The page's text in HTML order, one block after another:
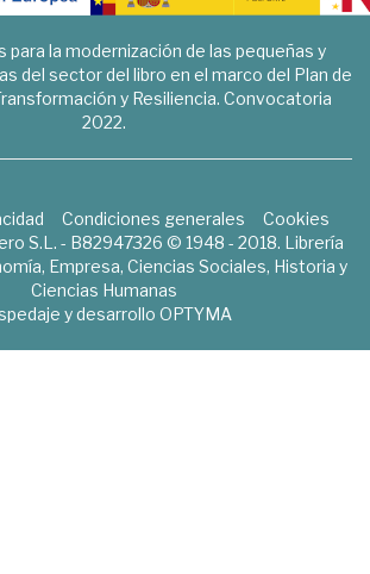
para la modernización de las pequeñas y
del sector del libro en el marco del Plan de
y Resiliencia. Convocatoria
2022.
Condiciones generales
Cookies
S.L. - B82947326 © 1948 - 2018. Librería
Empresa, Ciencias Sociales, Historia y
Ciencias Humanas
y desarrollo OPTYMA